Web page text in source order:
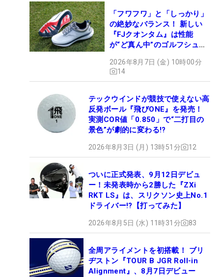
「フワフワ」と「しっかり」
の絶妙なバランス！ 新しい
『FJクオンタム』は性能
が“ど真ん中”のゴルフシュー
2026年8月7日 (金) 10時00分
14
テックウインドが競技で使えない高
反発ボール『飛びONE』を発売！
実測COR値「0.850」で“二打目の
景色”が劇的に変わる!?
2026年8月3日 (月) 13時51分 12
ついに正式発表、9月12日デビュ
ー！未発表時から2勝した『ZXi
RKT LS』は、スリクソン史上No.1
ドライバー!?【打ってみた】
2026年8月5日 (水) 11時31分 83
全周アライメントを初搭載！ ブリ
ヂストン『TOUR B JGR Roll-in
Alignment』、8月7日デビュー